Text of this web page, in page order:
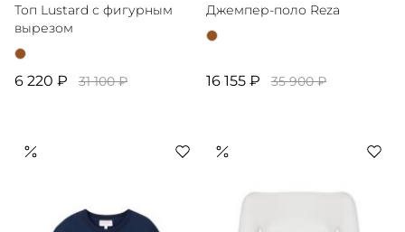
Топ Lustard с фигурным
вырезом
6 220 ₽ 31 100 ₽
Джемпер-поло Reza
16 155 ₽ 35 900 ₽